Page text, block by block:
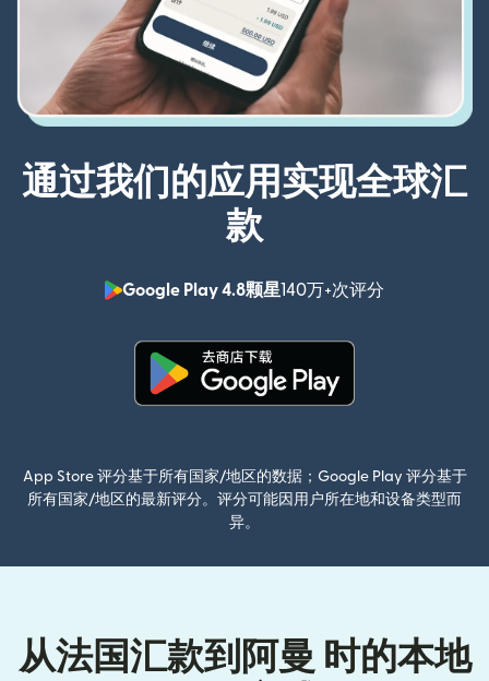
通过我们的应用实现全球汇
款
Google Play 4.8颗星140万+次评分
App Store 评分基于所有国家/地区的数据；Google Play 评分基于
所有国家/地区的最新评分。评分可能因用户所在地和设备类型而
异。
从法国汇款到阿曼 时的本地